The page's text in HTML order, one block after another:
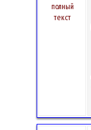
полный
текст